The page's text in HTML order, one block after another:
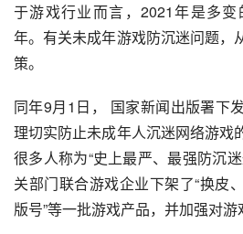
于游戏行业而言，2021年是多
年。有关未成年游戏防沉迷问题，
策。
同年9月1日， 国家新闻出版署下
理切实防止未成年人沉迷网络游戏
很多人称为“史上最严、最强防沉
关部门联合游戏企业下架了“换皮
版号”等一批游戏产品，并加强对游